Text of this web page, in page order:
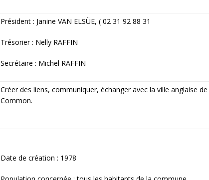
Président : Janine VAN ELSÜE, ( 02 31 92 88 31
Trésorier : Nelly RAFFIN
Secrétaire : Michel RAFFIN
Créer des liens, communiquer, échanger avec la ville anglaise de
Common.
Date de création : 1978